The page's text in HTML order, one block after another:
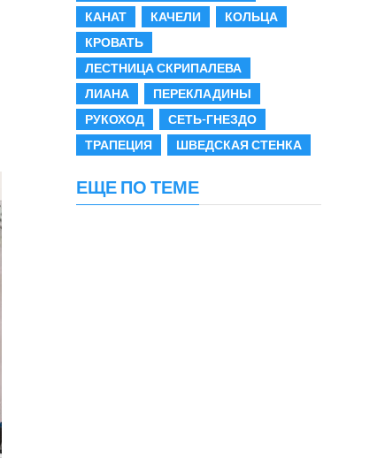
КАНАТ
КАЧЕЛИ
КОЛЬЦА
КРОВАТЬ
ЛЕСТНИЦА СКРИПАЛЕВА
ЛИАНА
ПЕРЕКЛАДИНЫ
РУКОХОД
СЕТЬ-ГНЕЗДО
ТРАПЕЦИЯ
ШВЕДСКАЯ СТЕНКА
ЕЩЕ ПО ТЕМЕ